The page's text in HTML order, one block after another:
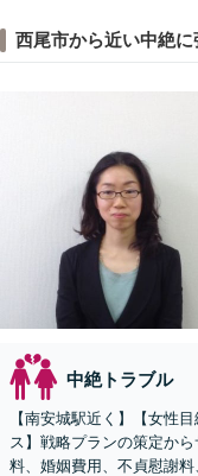
西尾市から近い中絶に
中絶トラブル
【南安城駅近く】【女性
ス】戦略プランの策定か
料、婚姻費用、不貞慰謝